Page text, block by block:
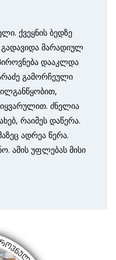
ქვეყნის ბედზე
მარადიულ
დააკლდა
გამორჩეული
ძნელია
რაიმეს დაწერა.
ადრეა წერა.
ამის უფლებას მისი